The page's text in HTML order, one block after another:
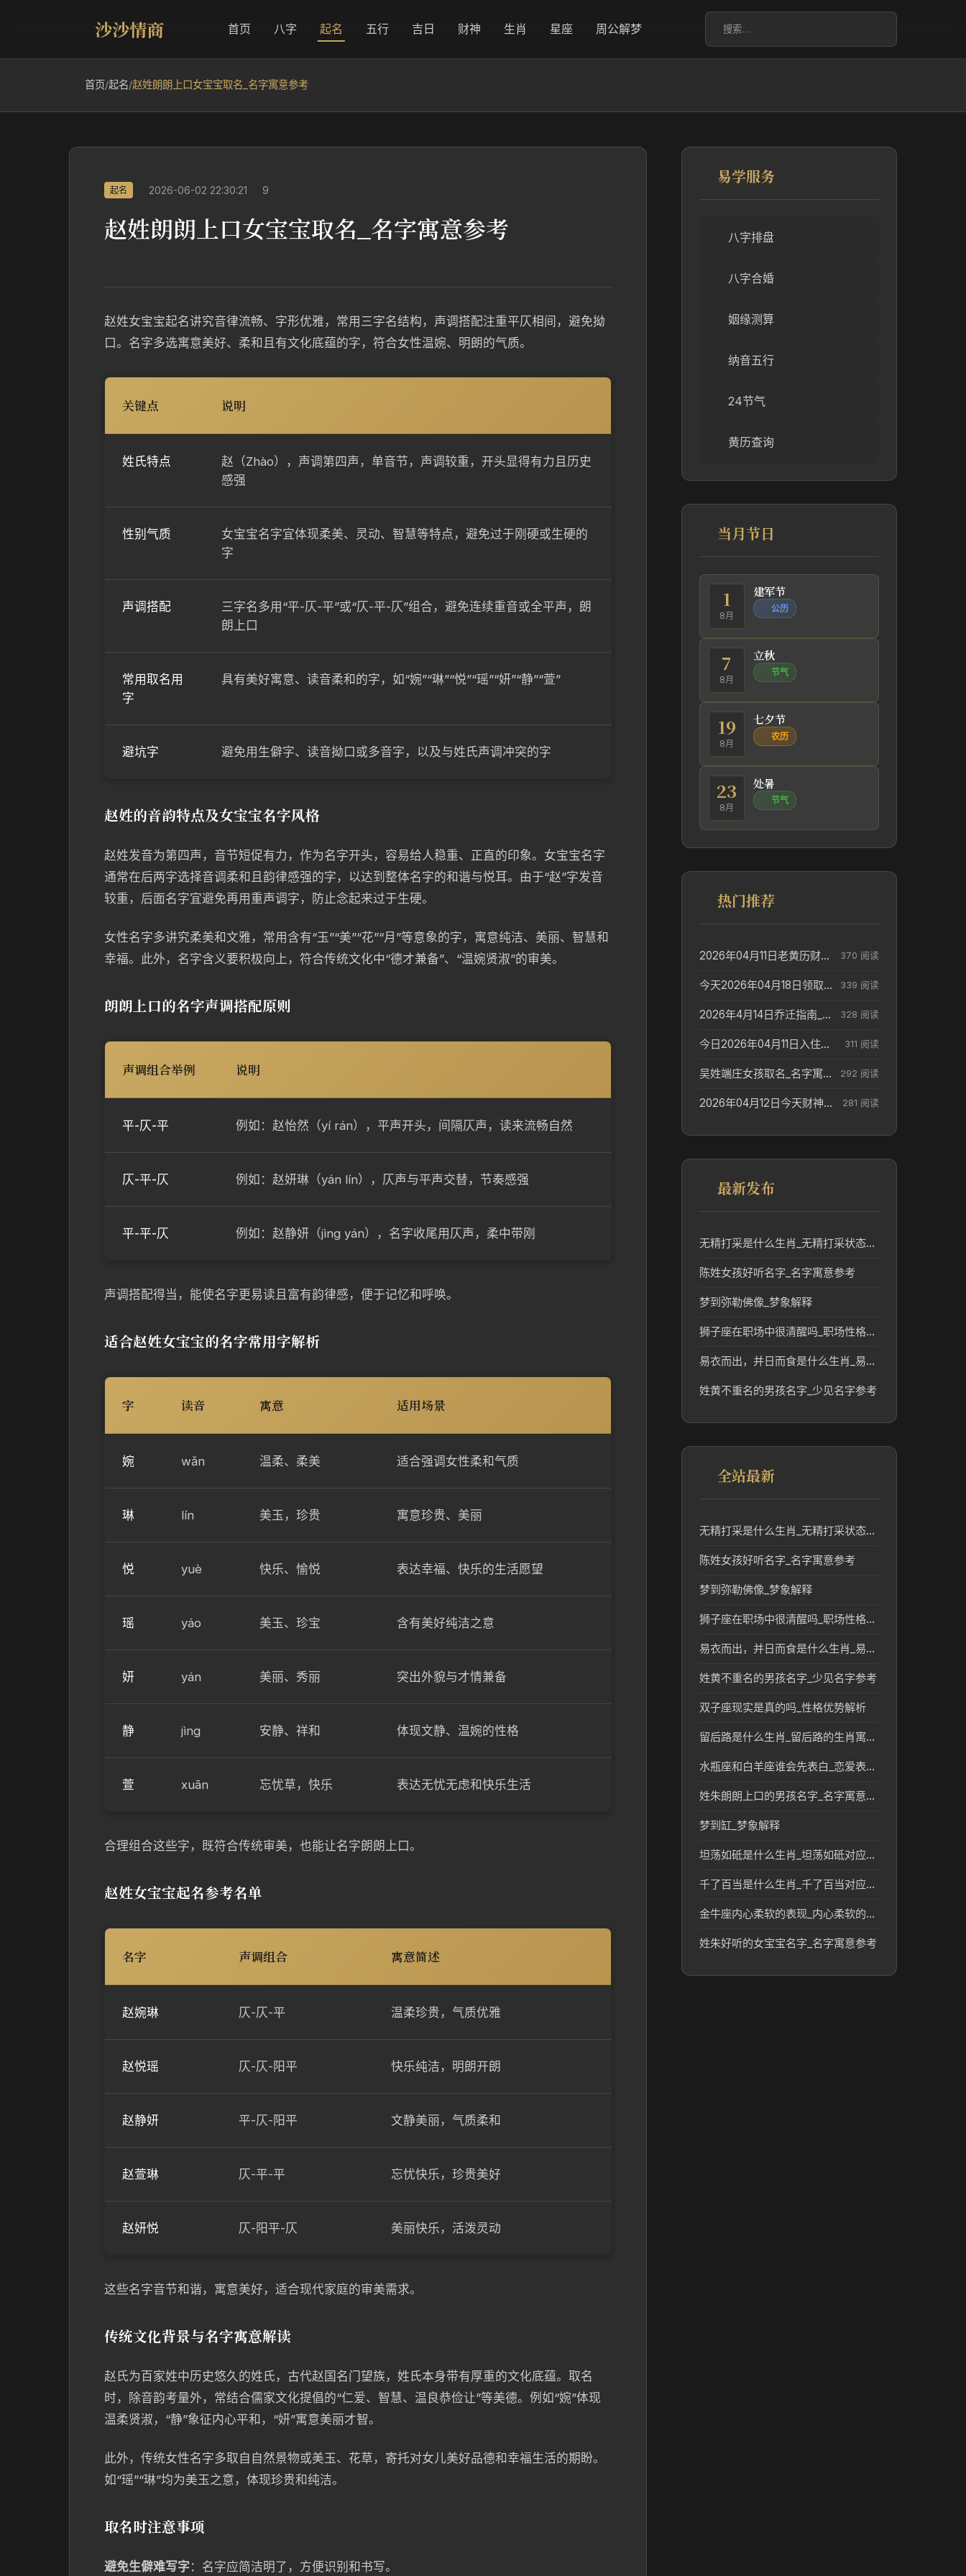
沙沙情商 首页 八字 起名 五行 吉日 财神 生肖 星座 周公解梦
首页/起名/赵姓朗朗上口女宝宝取名_名字寓意参考
起名 2026-06-02 22:30:21 9
赵姓朗朗上口女宝宝取名_名字寓意参考
赵姓女宝宝起名讲究音律流畅、字形优雅，常用三字名结构，声调搭配注重平仄相间，避免拗
口。名字多选寓意美好、柔和且有文化底蕴的字，符合女性温婉、明朗的气质。
关键点 说明
姓氏特点
赵（Zhào），声调第四声，单音节，声调较重，开头显得有力且历史
感强
性别气质
女宝宝名字宜体现柔美、灵动、智慧等特点，避免过于刚硬或生硬的
字
声调搭配
三字名多用“平-仄-平”或“仄-平-仄”组合，避免连续重音或全平声，朗
朗上口
常用取名用
字
具有美好寓意、读音柔和的字，如“婉”“琳”“悦”“瑶”“妍”“静”“萱”
避坑字 避免用生僻字、读音拗口或多音字，以及与姓氏声调冲突的字
赵姓的音韵特点及女宝宝名字风格
赵姓发音为第四声，音节短促有力，作为名字开头，容易给人稳重、正直的印象。女宝宝名字
通常在后两字选择音调柔和且韵律感强的字，以达到整体名字的和谐与悦耳。由于“赵”字发音
较重，后面名字宜避免再用重声调字，防止念起来过于生硬。
女性名字多讲究柔美和文雅，常用含有“玉”“美”“花”“月”等意象的字，寓意纯洁、美丽、智慧和
幸福。此外，名字含义要积极向上，符合传统文化中“德才兼备”、“温婉贤淑”的审美。
朗朗上口的名字声调搭配原则
声调组合举例 说明
平-仄-平 例如：赵怡然（yí rán），平声开头，间隔仄声，读来流畅自然
仄-平-仄 例如：赵妍琳（yán lín），仄声与平声交替，节奏感强
平-平-仄 例如：赵静妍（jìng yán），名字收尾用仄声，柔中带刚
声调搭配得当，能使名字更易读且富有韵律感，便于记忆和呼唤。
适合赵姓女宝宝的名字常用字解析
字 读音 寓意 适用场景
婉 wǎn 温柔、柔美 适合强调女性柔和气质
琳 lín 美玉，珍贵 寓意珍贵、美丽
悦 yuè 快乐、愉悦 表达幸福、快乐的生活愿望
瑶 yáo 美玉、珍宝 含有美好纯洁之意
妍 yán 美丽、秀丽 突出外貌与才情兼备
静 jìng 安静、祥和 体现文静、温婉的性格
萱 xuān 忘忧草，快乐 表达无忧无虑和快乐生活
合理组合这些字，既符合传统审美，也能让名字朗朗上口。
赵姓女宝宝起名参考名单
名字 声调组合 寓意简述
赵婉琳 仄-仄-平 温柔珍贵，气质优雅
赵悦瑶 仄-仄-阳平 快乐纯洁，明朗开朗
赵静妍 平-仄-阳平 文静美丽，气质柔和
赵萱琳 仄-平-平 忘忧快乐，珍贵美好
赵妍悦 仄-阳平-仄 美丽快乐，活泼灵动
这些名字音节和谐，寓意美好，适合现代家庭的审美需求。
传统文化背景与名字寓意解读
赵氏为百家姓中历史悠久的姓氏，古代赵国名门望族，姓氏本身带有厚重的文化底蕴。取名
时，除音韵考量外，常结合儒家文化提倡的“仁爱、智慧、温良恭俭让”等美德。例如“婉”体现
温柔贤淑，“静”象征内心平和，“妍”寓意美丽才智。
此外，传统女性名字多取自自然景物或美玉、花草，寄托对女儿美好品德和幸福生活的期盼。
如“瑶”“琳”均为美玉之意，体现珍贵和纯洁。
取名时注意事项
避免生僻难写字：名字应简洁明了，方便识别和书写。
易学服务
八字排盘
八字合婚
姻缘测算
纳音五行
24节气
黄历查询
当月节日
1
8月
建军节
公历
7
8月
立秋
节气
19
8月
七夕节
农历
23
8月
处暑
节气
热门推荐
2026年04月11日老黄历财神方位_财神方位与供奉讲究 370 阅读
今天2026年04月18日领取结婚证老黄历不适合吗_领证日期参考 339 阅读
2026年4月14日乔迁指南_搬家择日参考 328 阅读
今日2026年04月11日入住新居老黄历不适宜吗_搬家择日参考 311 阅读
吴姓端庄女孩取名_名字寓意参考 292 阅读
2026年04月12日今天财神在哪个吉位_财神方位参考 281 阅读
最新发布
无精打采是什么生肖_无精打采状态对应的生肖含义分析
陈姓女孩好听名字_名字寓意参考
梦到弥勒佛像_梦象解释
狮子座在职场中很清醒吗_职场性格优势解析
易衣而出，并日而食是什么生肖_易衣而出并日而食对应的生肖含义解析
姓黄不重名的男孩名字_少见名字参考
全站最新
无精打采是什么生肖_无精打采状态对应的生肖含义分析
陈姓女孩好听名字_名字寓意参考
梦到弥勒佛像_梦象解释
狮子座在职场中很清醒吗_职场性格优势解析
易衣而出，并日而食是什么生肖_易衣而出并日而食对应的生肖含义解析
姓黄不重名的男孩名字_少见名字参考
双子座现实是真的吗_性格优势解析
留后路是什么生肖_留后路的生肖寓意及传统文化解读
水瓶座和白羊座谁会先表白_恋爱表现解析
姓朱朗朗上口的男孩名字_名字寓意参考
梦到缸_梦象解释
坦荡如砥是什么生肖_坦荡如砥对应的生肖文化解读
千了百当是什么生肖_千了百当对应的生肖文化解读
金牛座内心柔软的表现_内心柔软的性格解析
姓朱好听的女宝宝名字_名字寓意参考